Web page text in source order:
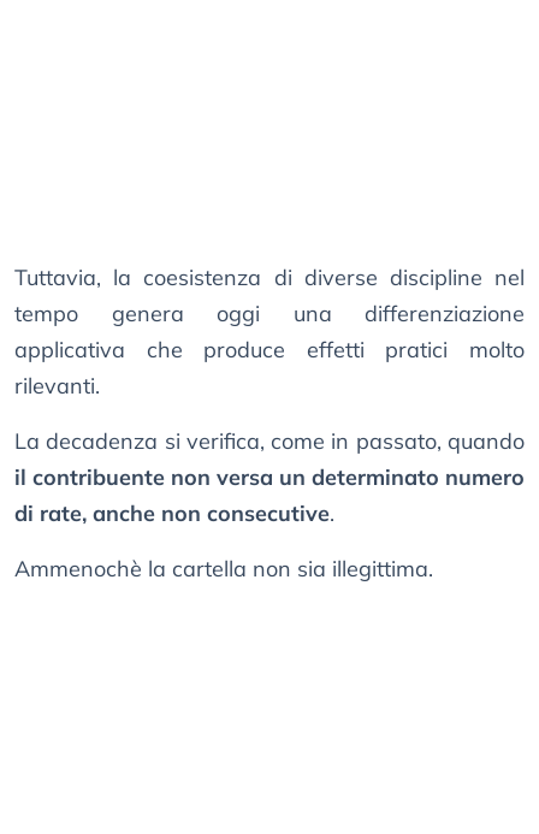
Tuttavia, la coesistenza di diverse discipline nel
tempo genera oggi una differenziazione
applicativa che produce effetti pratici molto
rilevanti.
La decadenza si verifica, come in passato, quando
il contribuente non versa un determinato numero
di rate, anche non consecutive.
Ammenochè la cartella non sia illegittima.